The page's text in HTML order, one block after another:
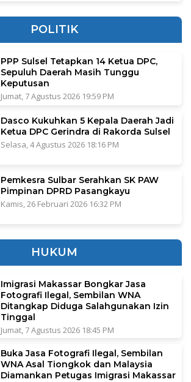
POLITIK
PPP Sulsel Tetapkan 14 Ketua DPC,
Sepuluh Daerah Masih Tunggu
Keputusan
Jumat, 7 Agustus 2026 19:59 PM
Dasco Kukuhkan 5 Kepala Daerah Jadi
Ketua DPC Gerindra di Rakorda Sulsel
Selasa, 4 Agustus 2026 18:16 PM
Pemkesra Sulbar Serahkan SK PAW
Pimpinan DPRD Pasangkayu
Kamis, 26 Februari 2026 16:32 PM
HUKUM
Imigrasi Makassar Bongkar Jasa
Fotografi Ilegal, Sembilan WNA
Ditangkap Diduga Salahgunakan Izin
Tinggal
Jumat, 7 Agustus 2026 18:45 PM
Buka Jasa Fotografi Ilegal, Sembilan
WNA Asal Tiongkok dan Malaysia
Diamankan Petugas Imigrasi Makassar